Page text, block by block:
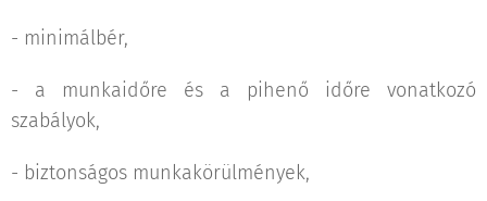
- minimálbér,
- a munkaidőre és a pihenő időre vonatkozó
szabályok,
- biztonságos munkakörülmények,